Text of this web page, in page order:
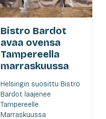
Bistro Bardot
avaa ovensa
Tampereella
marraskuussa
Helsingin suosittu Bistro
Bardot laajenee
Tampereelle.
Marraskuussa